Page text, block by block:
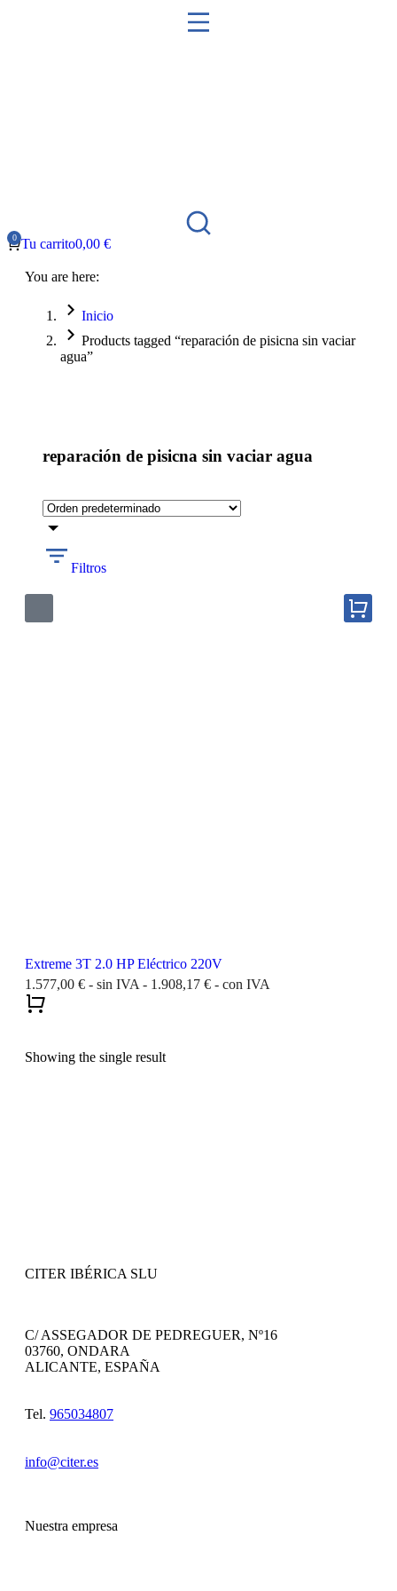
Tu carrito0,00 €
You are here:
Inicio
Products tagged “reparación de pisicna sin vaciar
agua”
reparación de pisicna sin vaciar agua
Filtros
Extreme 3T 2.0 HP Eléctrico 220V
1.577,00 € - sin IVA - 1.908,17 € - con IVA
Showing the single result
CITER IBÉRICA SLU
C/ ASSEGADOR DE PEDREGUER, Nº16
03760, ONDARA
ALICANTE, ESPAÑA
Tel. 965034807
info@citer.es
Nuestra empresa